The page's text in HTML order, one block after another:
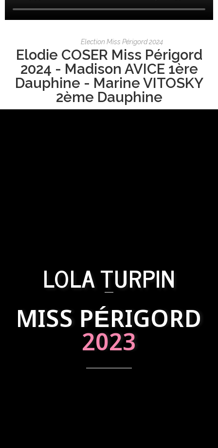
Election Miss Périgord 2024
Elodie COSER Miss Périgord
2024 - Madison AVICE 1ère
Dauphine - Marine VITOSKY
2ème Dauphine
LOLA TURPIN
MISS PÉRIGORD
2023